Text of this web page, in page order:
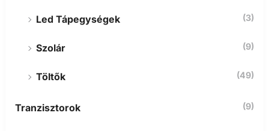
Led Tápegységek (3)
Szolár (9)
Töltők (49)
Tranzisztorok (9)